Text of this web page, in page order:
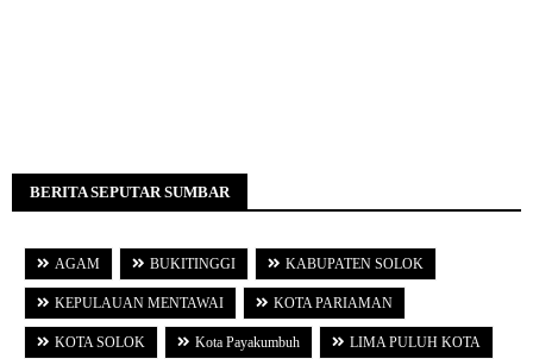
BERITA SEPUTAR SUMBAR
AGAM BUKITINGGI KABUPATEN SOLOK
KEPULAUAN MENTAWAI KOTA PARIAMAN
KOTA SOLOK Kota Payakumbuh LIMA PULUH KOTA